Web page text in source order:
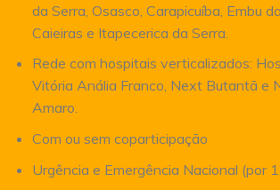
da Serra, Osasco, Carapicuíba, Embu
Caieiras e Itapecerica da Serra.
Rede com hospitais verticalizados:
Vitória Anália Franco, Next Butantã e
Amaro.
Com ou sem coparticipação
Urgência e Emergência Nacional (por